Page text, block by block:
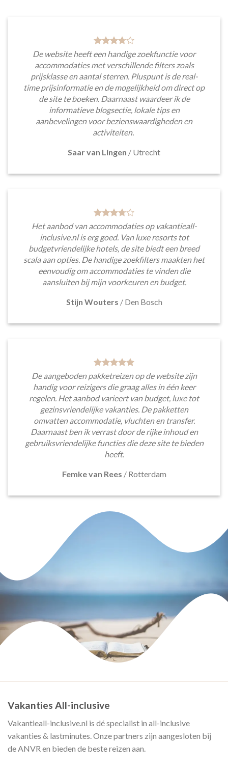
De website heeft een handige zoekfunctie voor
accommodaties met verschillende filters zoals
prijsklasse en aantal sterren. Pluspunt is de real-
time prijsinformatie en de mogelijkheid om direct op
de site te boeken. Daarnaast waardeer ik de
informatieve blogsectie, lokale tips en
aanbevelingen voor bezienswaardigheden en
activiteiten.
Saar van Lingen / Utrecht
Het aanbod van accommodaties op vakantieall-
inclusive.nl is erg goed. Van luxe resorts tot
budgetvriendelijke hotels, de site biedt een breed
scala aan opties. De handige zoekfilters maakten het
eenvoudig om accommodaties te vinden die
aansluiten bij mijn voorkeuren en budget.
Stijn Wouters / Den Bosch
De aangeboden pakketreizen op de website zijn
handig voor reizigers die graag alles in één keer
regelen. Het aanbod varieert van budget, luxe tot
gezinsvriendelijke vakanties. De pakketten
omvatten accommodatie, vluchten en transfer.
Daarnaast ben ik verrast door de rijke inhoud en
gebruiksvriendelijke functies die deze site te bieden
heeft.
Femke van Rees / Rotterdam
Vakanties All-inclusive
Vakantieall-inclusive.nl is dé specialist in all-inclusive
vakanties & lastminutes. Onze partners zijn aangesloten bij
de ANVR en bieden de beste reizen aan.